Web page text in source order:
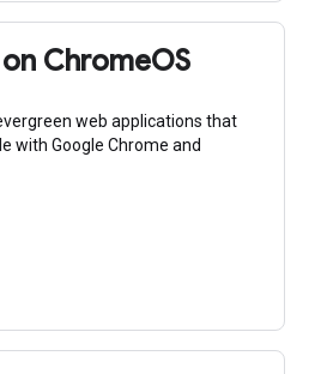
ChromeOS
web applications that
with Google Chrome and